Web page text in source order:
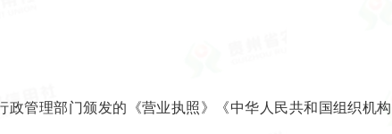
管理部门颁发的《营业执照》《中华人民共和国组织机构